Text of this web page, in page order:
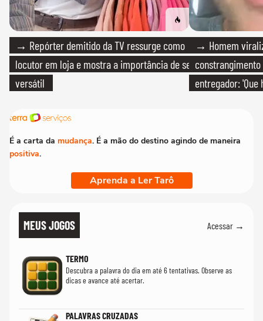
→ Repórter demitido da TV ressurge como
locutor em loja e mostra a importância de ser
versátil
→ Homem
entregador: 'Que
É a carta da mudança. É a mão do destino agindo de maneira
positiva.
Aprenda a Ler Tarô
MEUS JOGOS Acessar →
TERMO
Descubra a palavra do dia em até 6 tentativas. Observe as
dicas e avance até acertar.
PALAVRAS CRUZADAS